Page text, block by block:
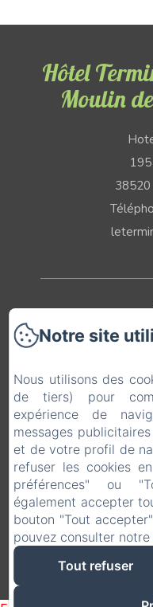
Hôtel
Moulin
38520
Le
Notre site
Nous utilisons des
de tiers) pour
expérience de
messages
et de votre profil de
refuser les cookies
préférences" ou
également accepter
bouton "Tout
pouvez consulter notre
Tout refuser